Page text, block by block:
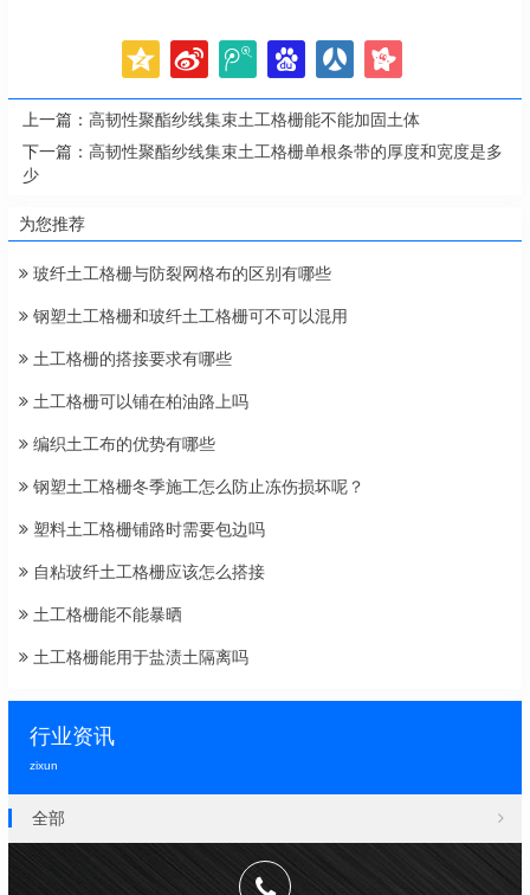
上一篇： 高韧性聚酯纱线集束土工格栅能不能加固土体
下一篇： 高韧性聚酯纱线集束土工格栅单根条带的厚度和宽度是多
少
为您推荐
玻纤土工格栅与防裂网格布的区别有哪些
钢塑土工格栅和玻纤土工格栅可不可以混用
土工格栅的搭接要求有哪些
土工格栅可以铺在柏油路上吗
编织土工布的优势有哪些
钢塑土工格栅冬季施工怎么防止冻伤损坏呢？
塑料土工格栅铺路时需要包边吗
自粘玻纤土工格栅应该怎么搭接
土工格栅能不能暴晒
土工格栅能用于盐渍土隔离吗
行业资讯
zixun
全部